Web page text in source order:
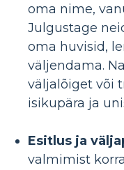
oma nime,
Julgustage
oma huvisid,
väljendama.
väljalõiget või
isikupära ja
Esitlus ja
valmimist